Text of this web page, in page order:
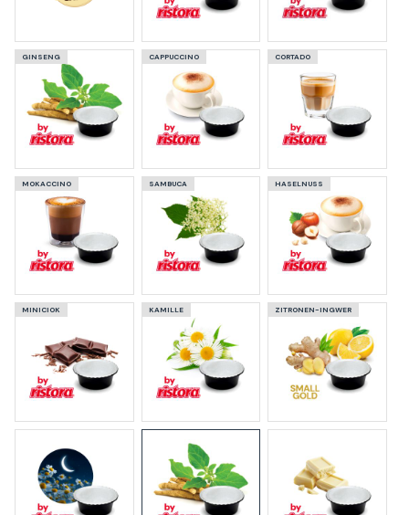
GINSENG CAPPUCCINO CORTADO
MOKACCINO SAMBUCA HASELNUSS
MINICIOK KAMILLE ZITRONEN-INGWER